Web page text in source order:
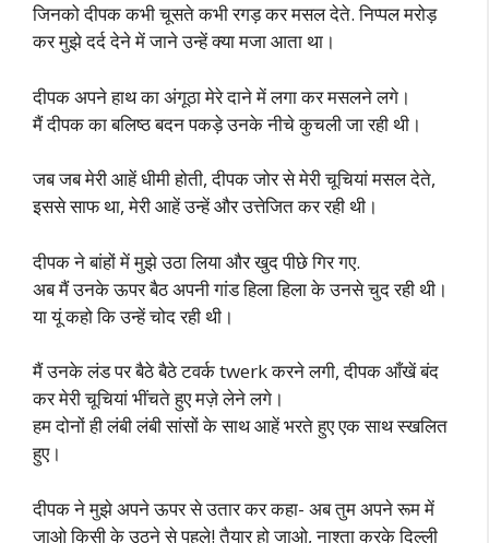
जिनको दीपक कभी चूसते कभी रगड़ कर मसल देते. निप्पल मरोड़
कर मुझे दर्द देने में जाने उन्हें क्या मजा आता था।
दीपक अपने हाथ का अंगूठा मेरे दाने में लगा कर मसलने लगे।
मैं दीपक का बलिष्ठ बदन पकड़े उनके नीचे कुचली जा रही थी।
जब जब मेरी आहें धीमी होती, दीपक जोर से मेरी चूचियां मसल देते,
इससे साफ था, मेरी आहें उन्हें और उत्तेजित कर रही थी।
दीपक ने बांहों में मुझे उठा लिया और खुद पीछे गिर गए.
अब मैं उनके ऊपर बैठ अपनी गांड हिला हिला के उनसे चुद रही थी।
या यूं कहो कि उन्हें चोद रही थी।
मैं उनके लंड पर बैठे बैठे टवर्क twerk करने लगी, दीपक आँखें बंद
कर मेरी चूचियां भींचते हुए मज़े लेने लगे।
हम दोनों ही लंबी लंबी सांसों के साथ आहें भरते हुए एक साथ स्खलित
हुए।
दीपक ने मुझे अपने ऊपर से उतार कर कहा- अब तुम अपने रूम में
जाओ किसी के उठने से पहले! तैयार हो जाओ, नाश्ता करके दिल्ली